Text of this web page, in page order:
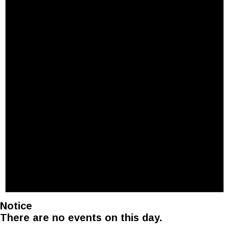
Notice
There are no events on this day.